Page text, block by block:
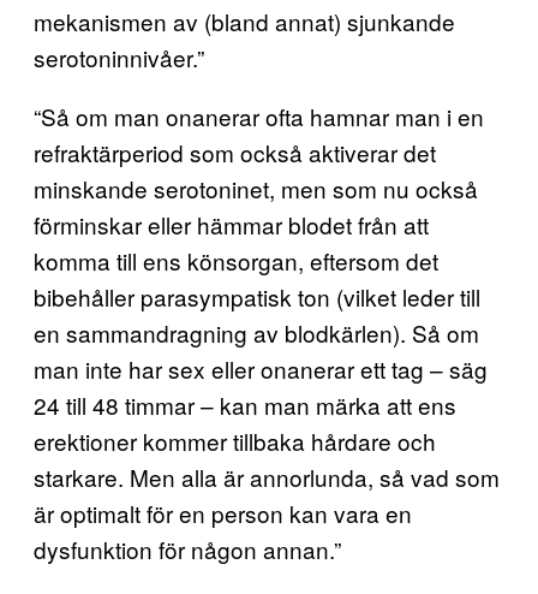
mekanismen av (bland annat) sjunkande
serotoninnivåer.”
“Så om man onanerar ofta hamnar man i en
refraktärperiod som också aktiverar det
minskande serotoninet, men som nu också
förminskar eller hämmar blodet från att
komma till ens könsorgan, eftersom det
bibehåller parasympatisk ton (vilket leder till
en sammandragning av blodkärlen). Så om
man inte har sex eller onanerar ett tag – säg
24 till 48 timmar – kan man märka att ens
erektioner kommer tillbaka hårdare och
starkare. Men alla är annorlunda, så vad som
är optimalt för en person kan vara en
dysfunktion för någon annan.”